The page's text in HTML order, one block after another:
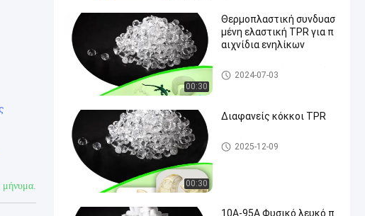
00:30
Θερμοπλαστική συνδυασ
μένη ελαστική TPR για π
αιχνίδια ενηλίκων
Θερμοπλαστικό καουτσούκ
TPR
2024-07-03
00:30
Διαφανείς κόκκοι TPR
tpr κόκκοι
2025-12-09
10Α-95Α Φυσικό λευκό π